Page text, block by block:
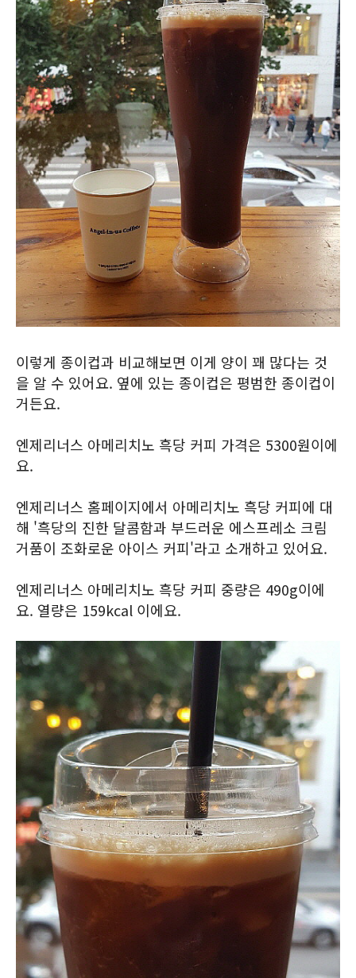
이렇게 종이컵과 비교해보면 이게 양이 꽤 많다는 것
을 알 수 있어요. 옆에 있는 종이컵은 평범한 종이컵이
거든요.
엔제리너스 아메리치노 흑당 커피 가격은 5300원이에
요.
엔제리너스 홈페이지에서 아메리치노 흑당 커피에 대
해 '흑당의 진한 달콤함과 부드러운 에스프레소 크림
거품이 조화로운 아이스 커피'라고 소개하고 있어요.
엔제리너스 아메리치노 흑당 커피 중량은 490g이에
요. 열량은 159kcal 이에요.